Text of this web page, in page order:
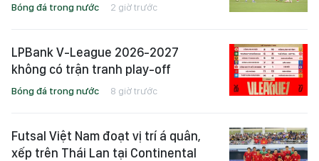
Bóng đá trong nước 2 giờ trước
LPBank V-League 2026-2027
không có trận tranh play-off
Bóng đá trong nước 8 giờ trước
Futsal Việt Nam đoạt vị trí á quân,
xếp trên Thái Lan tại Continental